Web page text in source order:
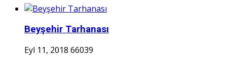
Beyşehir Tarhanası
Eyl 11, 2018 66039